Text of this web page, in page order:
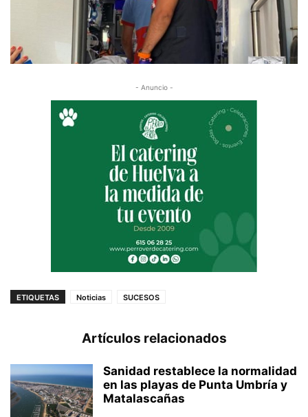
- Anuncio -
ETIQUETAS Noticias SUCESOS
Artículos relacionados
Sanidad restablece la normalidad
en las playas de Punta Umbría y
Matalascañas